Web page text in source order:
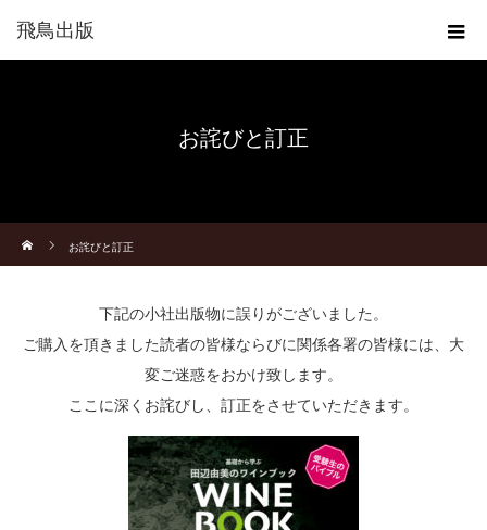
飛鳥出版
お詫びと訂正
お詫びと訂正
下記の小社出版物に誤りがございました。
ご購入を頂きました読者の皆様ならびに関係各署の皆様には、大
変ご迷惑をおかけ致します。
ここに深くお詫びし、訂正をさせていただきます。